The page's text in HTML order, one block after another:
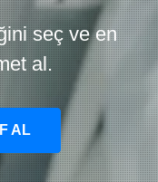
seç ve en
al.
AL